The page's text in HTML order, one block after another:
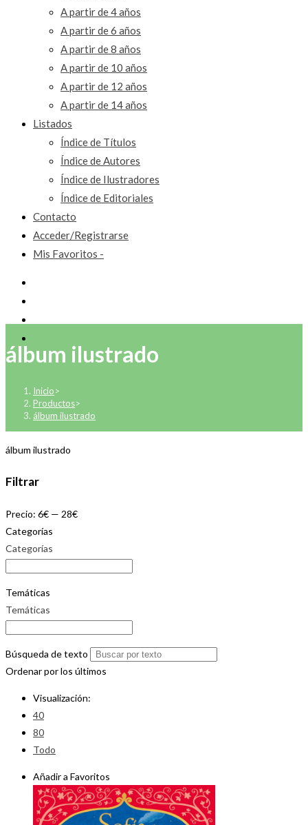
A partir de 4 años
A partir de 6 años
A partir de 8 años
A partir de 10 años
A partir de 12 años
A partir de 14 años
Listados
Índice de Títulos
Índice de Autores
Índice de Ilustradores
Índice de Editoriales
Contacto
Acceder/Registrarse
Mis Favoritos -
álbum ilustrado
Inicio>
Productos>
álbum ilustrado
álbum ilustrado
Filtrar
Precio: 6€ — 28€
Categorías
Categorías
Temáticas
Temáticas
Búsqueda de texto
Ordenar por los últimos
Visualización:
40
80
Todo
Añadir a Favoritos